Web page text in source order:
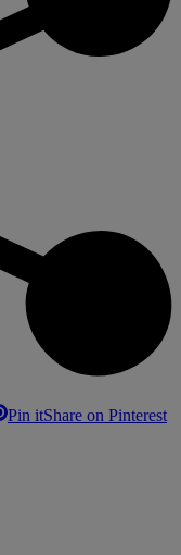
Pin itShare on Pinterest